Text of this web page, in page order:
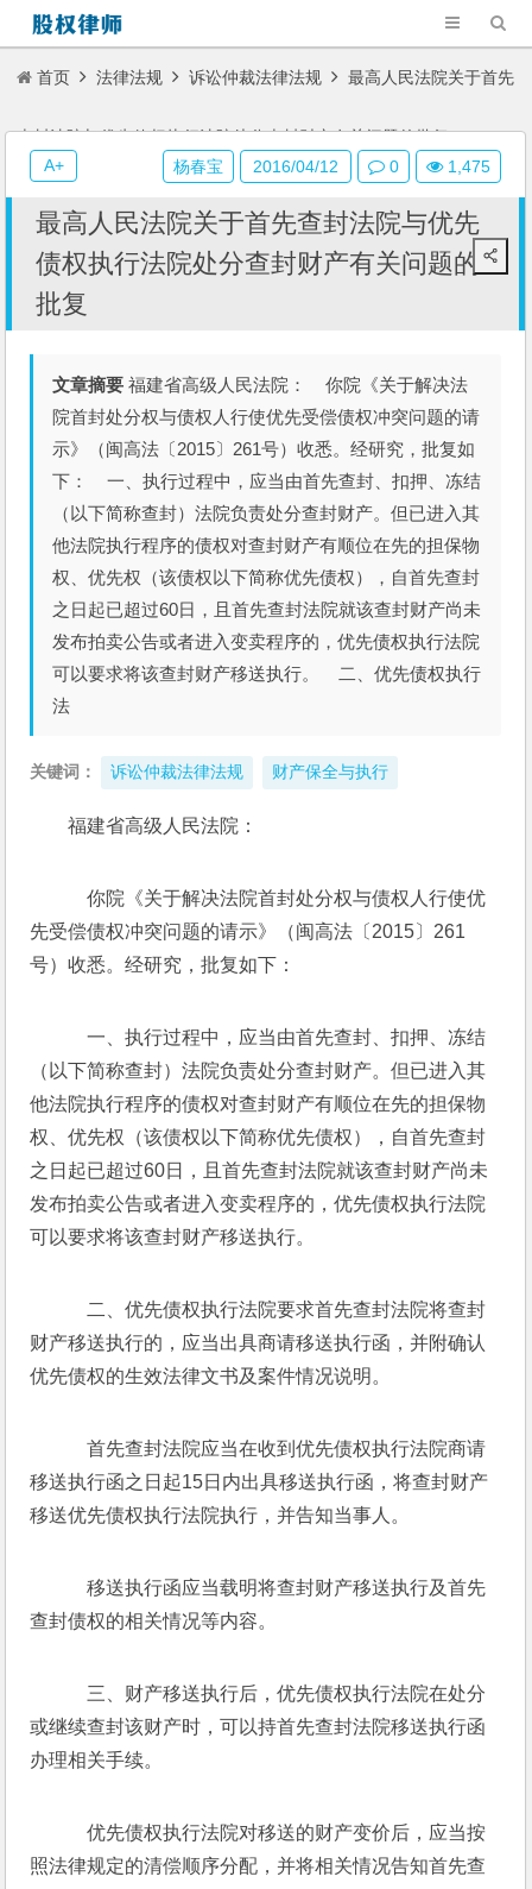
首页 法律法规 诉讼仲裁法律法规 最高人民法院关于首先
查封法院与优先债权执行法院处分查封财产有关问题的批复
最高人民法院关于首先查封法院与优先
债权执行法院处分查封财产有关问题的
批复
文章摘要 福建省高级人民法院： 你院《关于解决法
院首封处分权与债权人行使优先受偿债权冲突问题的请
示》（闽高法〔2015〕261号）收悉。经研究，批复如
下： 一、执行过程中，应当由首先查封、扣押、冻结
（以下简称查封）法院负责处分查封财产。但已进入其
他法院执行程序的债权对查封财产有顺位在先的担保物
权、优先权（该债权以下简称优先债权），自首先查封
之日起已超过60日，且首先查封法院就该查封财产尚未
发布拍卖公告或者进入变卖程序的，优先债权执行法院
可以要求将该查封财产移送执行。 二、优先债权执行
法
关键词： 诉讼仲裁法律法规 财产保全与执行
福建省高级人民法院：
你院《关于解决法院首封处分权与债权人行使优
先受偿债权冲突问题的请示》（闽高法〔2015〕261
号）收悉。经研究，批复如下：
一、执行过程中，应当由首先查封、扣押、冻结
（以下简称查封）法院负责处分查封财产。但已进入其
他法院执行程序的债权对查封财产有顺位在先的担保物
权、优先权（该债权以下简称优先债权），自首先查封
之日起已超过60日，且首先查封法院就该查封财产尚未
发布拍卖公告或者进入变卖程序的，优先债权执行法院
可以要求将该查封财产移送执行。
二、优先债权执行法院要求首先查封法院将查封
财产移送执行的，应当出具商请移送执行函，并附确认
优先债权的生效法律文书及案件情况说明。
首先查封法院应当在收到优先债权执行法院商请
移送执行函之日起15日内出具移送执行函，将查封财产
移送优先债权执行法院执行，并告知当事人。
移送执行函应当载明将查封财产移送执行及首先
查封债权的相关情况等内容。
三、财产移送执行后，优先债权执行法院在处分
或继续查封该财产时，可以持首先查封法院移送执行函
办理相关手续。
优先债权执行法院对移送的财产变价后，应当按
照法律规定的清偿顺序分配，并将相关情况告知首先查
杨春宝 2016/04/12 0 1,475
A+